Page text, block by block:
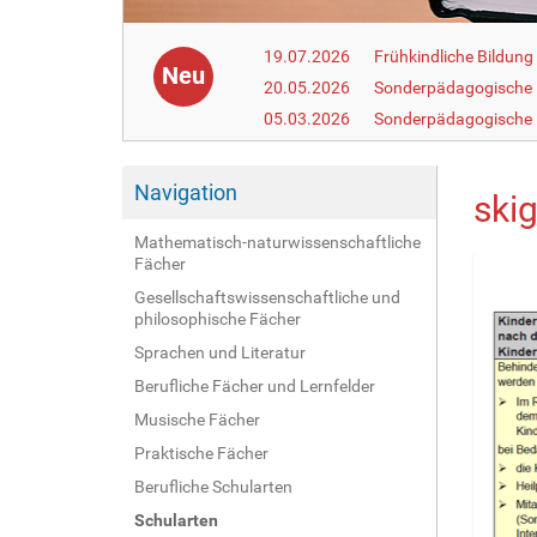
Neu
19.07.2026
Frühkindliche
20.05.2026
Sonderpädagogische
05.03.2026
Sonderpädagogische
Navigation
Mathematisch-naturwissenschaftliche
Fächer
Gesellschaftswissenschaftliche und
philosophische Fächer
Sprachen und Literatur
Berufliche Fächer und Lernfelder
Musische Fächer
Praktische Fächer
Berufliche Schularten
Schularten